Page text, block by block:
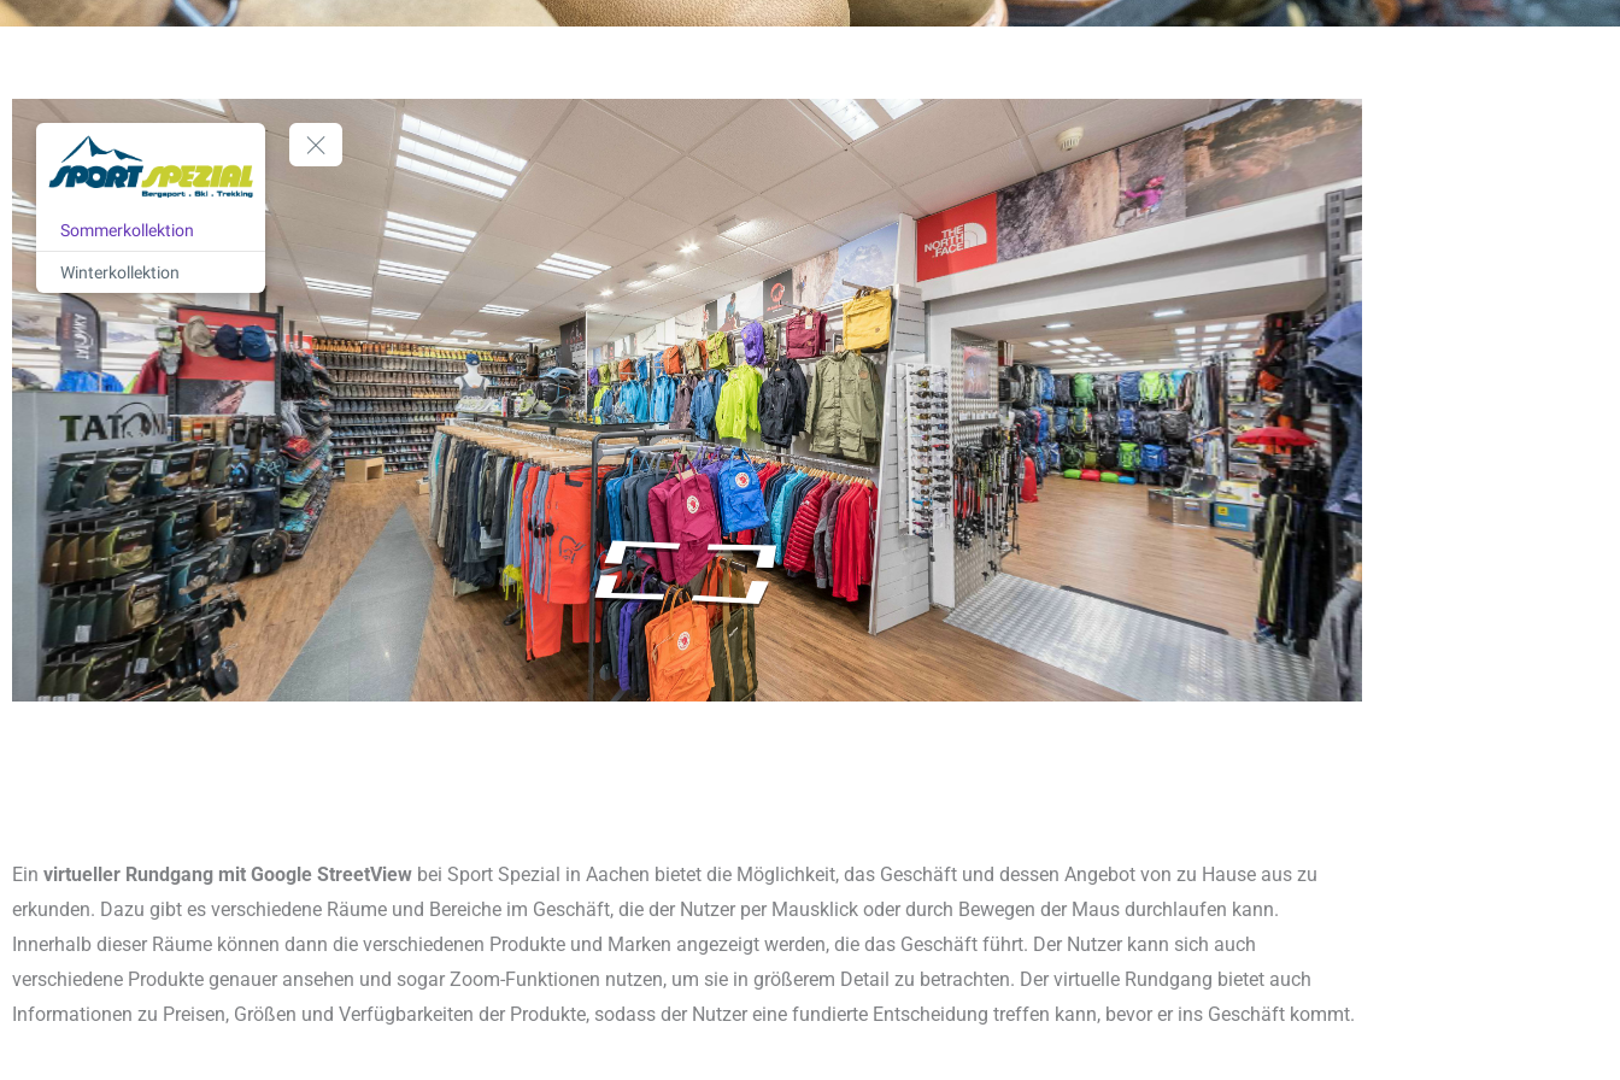
Ein virtueller Rundgang mit Google StreetView bei Sport Spezial in Aachen bietet die Möglichkeit, das Geschäft und dessen Angebot von zu Hause aus zu
erkunden. Dazu gibt es verschiedene Räume und Bereiche im Geschäft, die der Nutzer per Mausklick oder durch Bewegen der Maus durchlaufen kann.
Innerhalb dieser Räume können dann die verschiedenen Produkte und Marken angezeigt werden, die das Geschäft führt. Der Nutzer kann sich auch
verschiedene Produkte genauer ansehen und sogar Zoom-Funktionen nutzen, um sie in größerem Detail zu betrachten. Der virtuelle Rundgang bietet auch
Informationen zu Preisen, Größen und Verfügbarkeiten der Produkte, sodass der Nutzer eine fundierte Entscheidung treffen kann, bevor er ins Geschäft kommt.